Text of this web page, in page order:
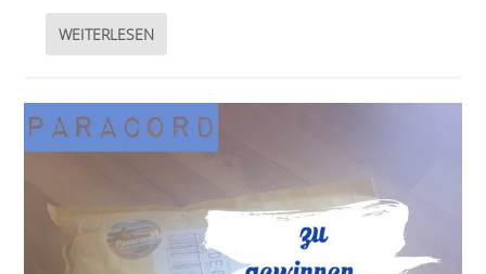
WEITERLESEN